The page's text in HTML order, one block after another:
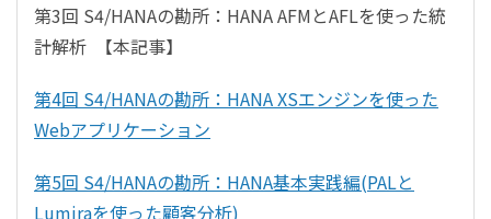
第3回 S4/HANAの勘所：HANA AFMとAFLを使った統
計解析 【本記事】
第4回 S4/HANAの勘所：HANA XSエンジンを使った
Webアプリケーション
第5回 S4/HANAの勘所：HANA基本実践編(PALと
Lumiraを使った顧客分析)